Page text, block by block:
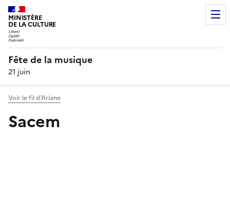
MINISTÈRE
DE LA CULTURE
Fête de la musique
21 juin
Voir le fil d’Ariane
Sacem